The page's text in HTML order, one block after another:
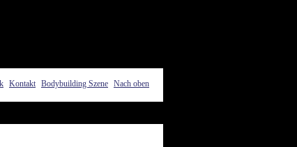
Kontakt Bodybuilding Szene Nach oben